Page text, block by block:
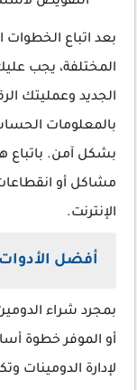
بعد اتباع الخطوات
المختلفة، يجب
الجديد وعمليتك
بالمعلومات
بشكل آمن. باتباع
مشاكل أو
الإنترنت.
أفضل الأدوات
بمجرد شراء
أو الموفر خطوة